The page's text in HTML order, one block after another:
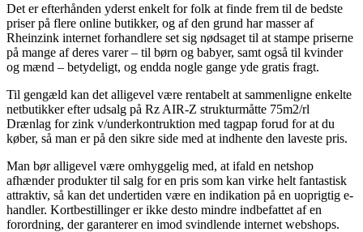
Det er efterhånden yderst enkelt for folk at finde frem til de bedste
priser på flere online butikker, og af den grund har masser af
Rheinzink internet forhandlere set sig nødsaget til at stampe priserne
på mange af deres varer – til børn og babyer, samt også til kvinder
og mænd – betydeligt, og endda nogle gange yde gratis fragt.
Til gengæld kan det alligevel være rentabelt at sammenligne enkelte
netbutikker efter udsalg på Rz AIR-Z strukturmåtte 75m2/rl
Drænlag for zink v/underkontruktion med tagpap forud for at du
køber, så man er på den sikre side med at indhente den laveste pris.
Man bør alligevel være omhyggelig med, at ifald en netshop
afhænder produkter til salg for en pris som kan virke helt fantastisk
attraktiv, så kan det undertiden være en indikation på en uoprigtig e-
handler. Kortbestillinger er ikke desto mindre indbefattet af en
forordning, der garanterer en imod svindlende internet webshops.